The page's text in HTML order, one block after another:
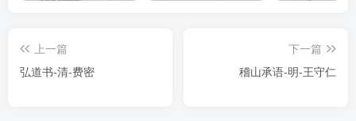
争，固未尝不纠回蜿蜓於圣王之心。夫廷万国，一君长，挟尺捶而奔
役四宇，功施鈇钺，烂然开於共主而天下弗分其功名，圣人岂异人情
上一篇
弘道书-清-费密
下一篇
稽山承语-明-王守仁